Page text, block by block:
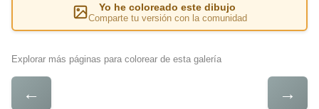
Yo he coloreado este dibujo
Comparte tu versión con la comunidad
Explorar más páginas para colorear de esta galería
← →